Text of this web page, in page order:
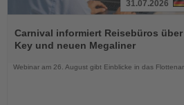
Sie
die
Nachrichten
31.07.2026
Carnival informiert Reisebüros
Key und neuen Megaliner
Webinar am 26. August gibt Einblicke in das